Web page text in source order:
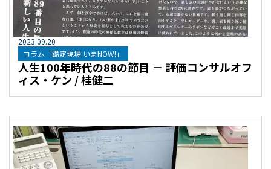
2023.09.20
コラム「鑑定現場 いまNOW!」
人生100年時代の88の節目 － 評価コンサルオフ
ィス・ケン / 桂健二